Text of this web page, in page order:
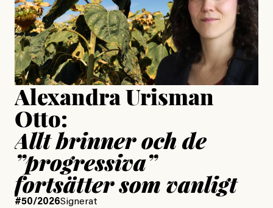
Jesper Lundby
Publicerad15 July, 2026
Uppdaterad15 July, 2026
Alexandra Urisman
Otto:
Allt brinner och de
”progressiva”
fortsätter som vanligt
#50/2026Signerat